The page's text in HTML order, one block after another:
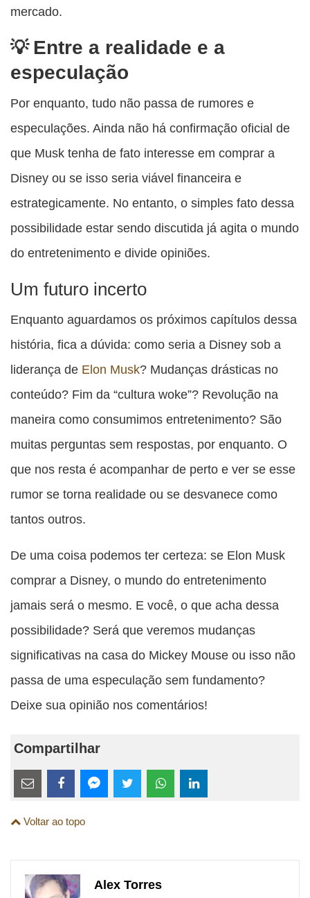
mercado.
Entre a realidade e a
especulação
Por enquanto, tudo não passa de rumores e
especulações. Ainda não há confirmação oficial de
que Musk tenha de fato interesse em comprar a
Disney ou se isso seria viável financeira e
estrategicamente. No entanto, o simples fato dessa
possibilidade estar sendo discutida já agita o mundo
do entretenimento e divide opiniões.
Um futuro incerto
Enquanto aguardamos os próximos capítulos dessa
história, fica a dúvida: como seria a Disney sob a
liderança de Elon Musk? Mudanças drásticas no
conteúdo? Fim da “cultura woke”? Revolução na
maneira como consumimos entretenimento? São
muitas perguntas sem respostas, por enquanto. O
que nos resta é acompanhar de perto e ver se esse
rumor se torna realidade ou se desvanece como
tantos outros.
De uma coisa podemos ter certeza: se Elon Musk
comprar a Disney, o mundo do entretenimento
jamais será o mesmo. E você, o que acha dessa
possibilidade? Será que veremos mudanças
significativas na casa do Mickey Mouse ou isso não
passa de uma especulação sem fundamento?
Deixe sua opinião nos comentários!
Compartilhar
Estes
links
são
esta
Email
esta
FacebookMessenger
TwitterWhatsApp
Voltar ao topo
Alex Torres